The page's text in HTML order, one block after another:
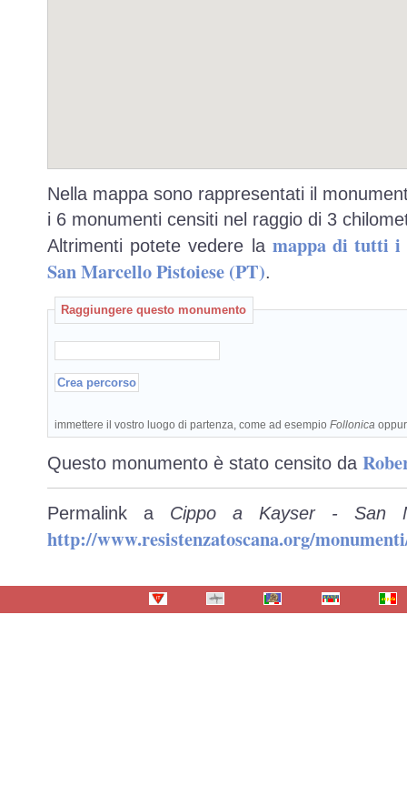
Nella mappa sono rappresentati il
i 6 monumenti censiti nel raggio di 3
Altrimenti potete vedere la mappa di tutti i
San Marcello Pistoiese (PT).
Raggiungere questo monumento
immettere il vostro luogo di partenza, come ad esempio Follonica
Questo monumento è stato censito da
Permalink a Cippo a Kayser - San
http://www.resistenzatoscana.org/